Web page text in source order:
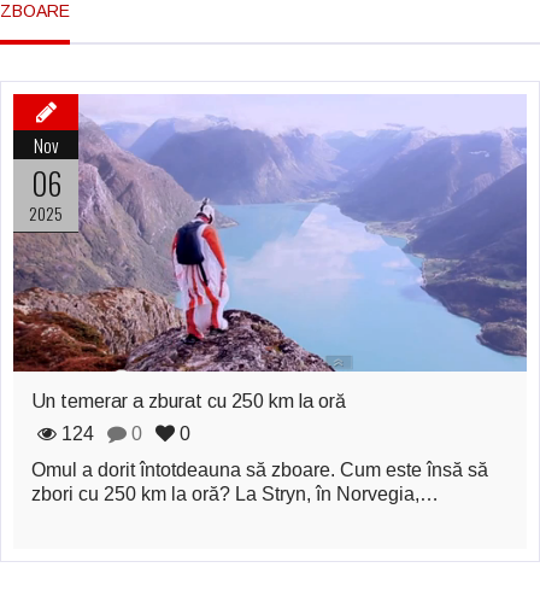
de vrăjitoare din
Suedia
Vrăjitoare
zburătoare în Mexic
Magia în Thailanda
Madona lacrimilor
din Siracusa
Uimitoarea viaţă a
ZBOARE
Nov
06
2025
Un temerar a zburat cu 250 km la oră
124
0
0
Omul a dorit întotdeauna să zboare. Cum este însă să
zbori cu 250 km la oră? La Stryn, în Norvegia,…